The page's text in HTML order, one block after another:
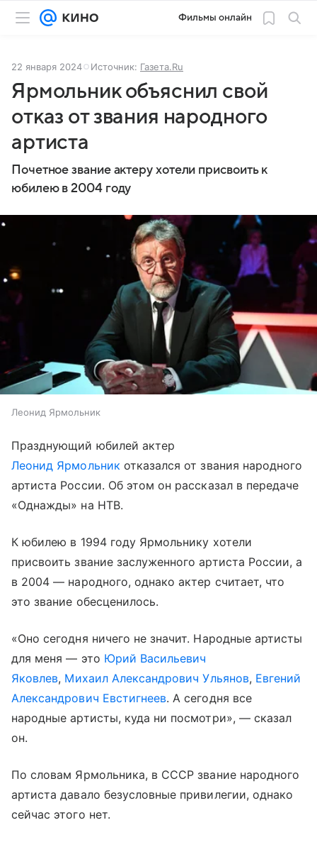
Фильмы онлайн
22 января 2024 Источник: Газета.Ru
Ярмольник объяснил свой
отказ от звания народного
артиста
Почетное звание актеру хотели присвоить к
юбилею в 2004 году
Леонид Ярмольник
Празднующий юбилей актер
Леонид Ярмольник отказался от звания народного
артиста России. Об этом он рассказал в передаче
«Однажды» на НТВ.
К юбилею в 1994 году Ярмольнику хотели
присвоить звание заслуженного артиста России, а
в 2004 — народного, однако актер считает, что
это звание обесценилось.
«Оно сегодня ничего не значит. Народные артисты
для меня — это Юрий Васильевич
Яковлев, Михаил Александрович Ульянов, Евгений
Александрович Евстигнеев. А сегодня все
народные артисты, куда ни посмотри», — сказал
он.
По словам Ярмольника, в СССР звание народного
артиста давало безусловные привилегии, однако
сейчас этого нет.